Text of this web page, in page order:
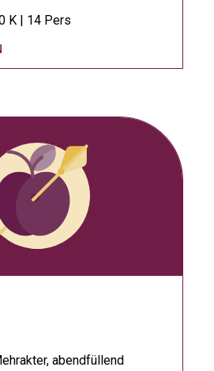
K | 14 Pers
abendfüllend